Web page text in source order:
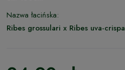
Nazwa łacińska:
Ribes grossulari x Ribes uva-crispa